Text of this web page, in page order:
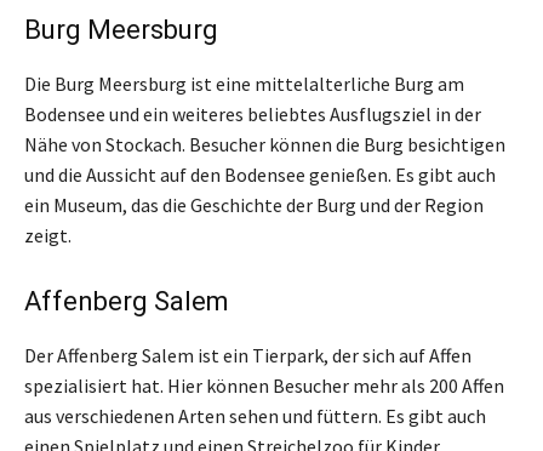
Burg Meersburg
Die Burg Meersburg ist eine mittelalterliche Burg am
Bodensee und ein weiteres beliebtes Ausflugsziel in der
Nähe von Stockach. Besucher können die Burg besichtigen
und die Aussicht auf den Bodensee genießen. Es gibt auch
ein Museum, das die Geschichte der Burg und der Region
zeigt.
Affenberg Salem
Der Affenberg Salem ist ein Tierpark, der sich auf Affen
spezialisiert hat. Hier können Besucher mehr als 200 Affen
aus verschiedenen Arten sehen und füttern. Es gibt auch
einen Spielplatz und einen Streichelzoo für Kinder.